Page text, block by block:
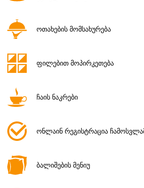
ოთახების მომსახურება
ფილებით მოპირკეთება
ჩაის ნაკრები
ონლაინ რეგისტრაცია
ბალიშების მენიუ